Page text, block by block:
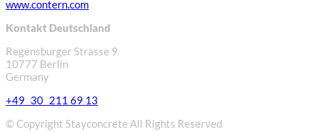
www.contern.com
Kontakt Deutschland
Regensburger Strasse 9
10777 Berlin
Germany
+49 30 211 69 13
© Copyright Stayconcrete All Rights Reserved